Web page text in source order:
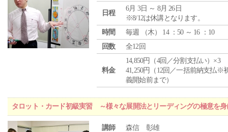
日程
6月 3日 ～ 8月 26日
※8/12は休講となります。
時間
毎週 （木） 14 ：50 ～ 16 ：10
回数
全12回
料金
14,850円（4回／分割支払い）×3
41,250円（12回／一括前納支払※
義開始前まで）
タロット・カード初級実習 ～様々な展開法とリーディングの極意を身
講師 森信 彰雄